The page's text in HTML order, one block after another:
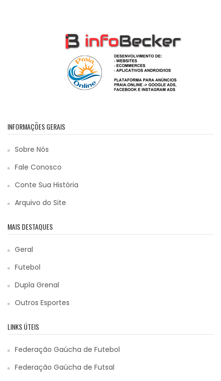
INFORMAÇÕES GERAIS
Sobre Nós
Fale Conosco
Conte Sua História
Arquivo do Site
MAIS DESTAQUES
Geral
Futebol
Dupla Grenal
Outros Esportes
LINKS ÚTEIS
Federação Gaúcha de Futebol
Federação Gaúcha de Futsal